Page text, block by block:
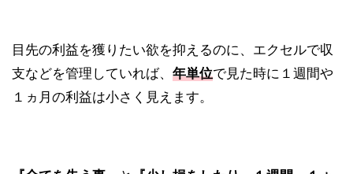
目先の利益を獲りたい欲を抑えるのに、エクセルで収
支などを管理していれば、 年単位で見た時に１週間や
１ヵ月の利益は小さく見えます。